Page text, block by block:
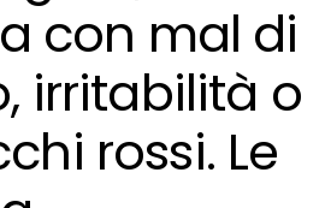
con mal di
irritabilità o
rossi. Le